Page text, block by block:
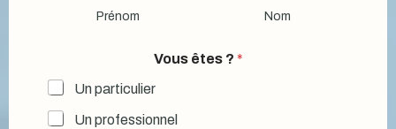
?
Prénom Nom
Vous êtes ? *
Un particulier
Un professionnel